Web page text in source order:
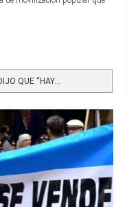
QUE “HAY...